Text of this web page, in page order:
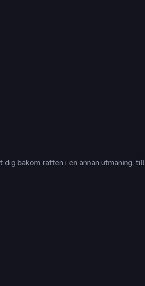
dig bakom ratten i en annan utmaning, till